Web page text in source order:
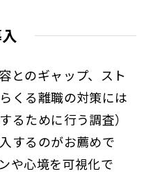
とのギャップ、スト
くる離職の対策には
るために行う調査）
するのがお薦めで
や心境を可視化で